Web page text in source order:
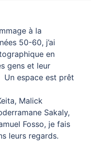
à la
50-60, j’ai
en
gens et leur
Un espace est prêt
Malick
Sakaly,
Fosso, je fais
leurs regards.